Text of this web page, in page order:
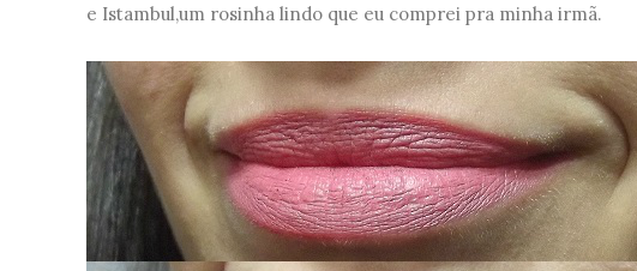
e Istambul,um rosinha lindo que eu comprei pra minha irmã.